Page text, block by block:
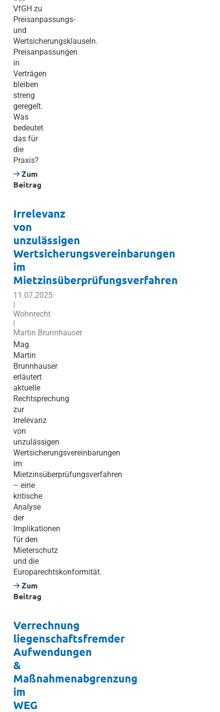
VfGH zu
Preisanpassungs-
und
Wertsicherungsklauseln.
Preisanpassungen
in
Verträgen
bleiben
streng
geregelt.
Was
bedeutet
das für
die
Praxis?
Zum
Beitrag
Irrelevanz
von
unzulässigen
Wertsicherungsvereinbarungen
im
Mietzinsüberprüfungsverfahren
11.07.2025
|
Wohnrecht
|
Martin Brunnhauser
Mag.
Martin
Brunnhauser
erläutert
aktuelle
Rechtsprechung
zur
Irrelevanz
von
unzulässigen
Wertsicherungsvereinbarungen
im
Mietzinsüberprüfungsverfahren
– eine
kritische
Analyse
der
Implikationen
für den
Mieterschutz
und die
Europarechtskonformität.
Zum
Beitrag
Verrechnung
liegenschaftsfremder
Aufwendungen
&
Maßnahmenabgrenzung
im
WEG